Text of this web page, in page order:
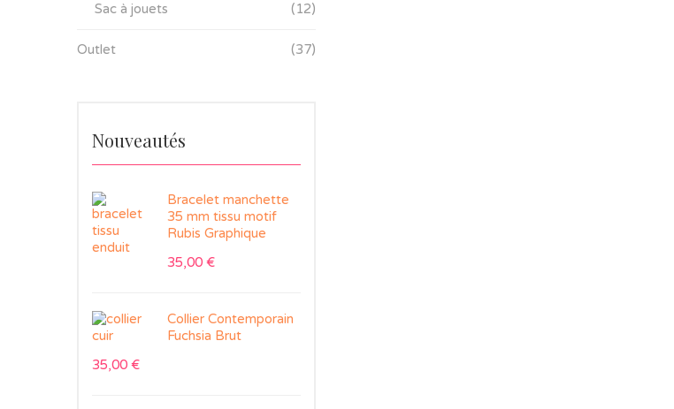
Sac à jouets (12)
Outlet (37)
Nouveautés
Bracelet manchette
35 mm tissu motif
Rubis Graphique
35,00 €
Collier Contemporain
Fuchsia Brut
35,00 €